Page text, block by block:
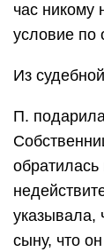
час никому
условие по
Из
П.
обратилась
указывала,
сыну, что